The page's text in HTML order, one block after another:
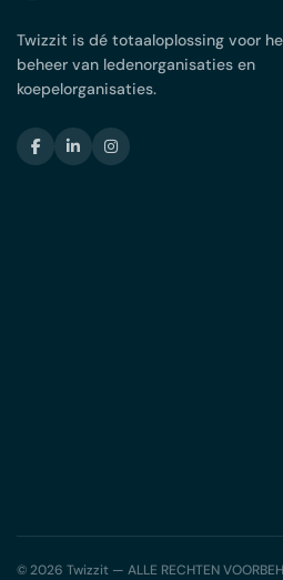
Twizzit is dé totaaloplossing voor
beheer van ledenorganisaties en
koepelorganisaties.
© 2026 Twizzit — ALLE RECHTEN